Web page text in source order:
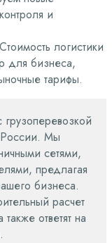
и
логистики
для бизнеса,
тарифы.
России. Мы
сетями,
предлагая
бизнеса.
расчет
ответят на